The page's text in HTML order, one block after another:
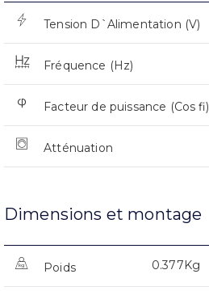
Tension D`Alimentation (V)
Fréquence (Hz)
Facteur de puissance (Cos fi)
Atténuation
Dimensions et montage
Poids 0.377Kg